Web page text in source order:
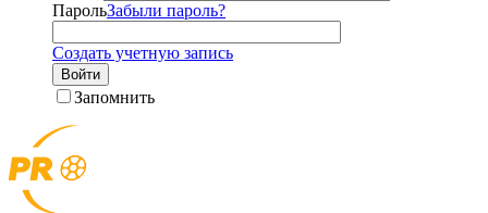
ПарольЗабыли пароль?
Создать учетную запись
Войти
Запомнить